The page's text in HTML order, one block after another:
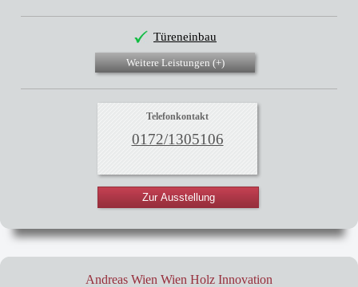
Türeneinbau
Weitere Leistungen (+)
Telefonkontakt
0172/1305106
Zur Ausstellung
Andreas Wien Wien Holz Innovation